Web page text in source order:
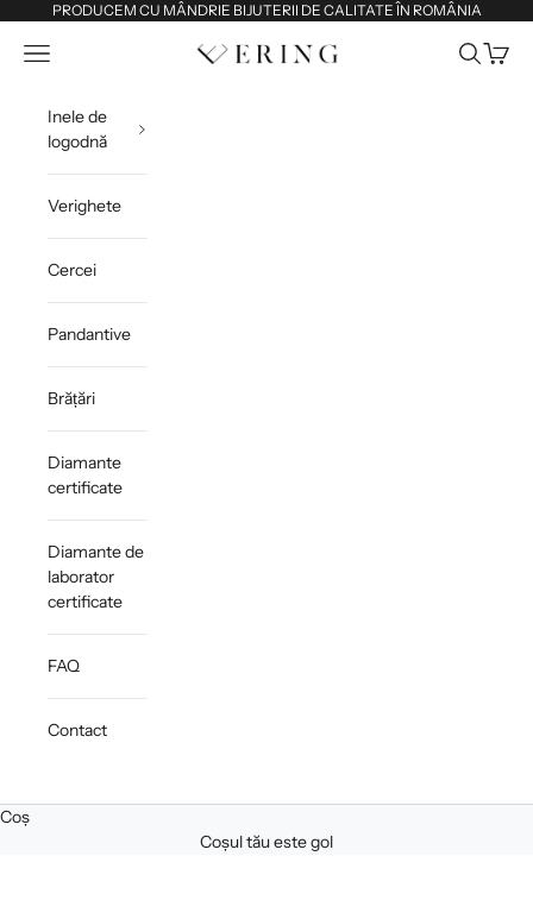
Sari la conținutPRODUCEM CU MÂNDRIE BIJUTERII DE CALITATE ÎN ROMÂNIA
Ering
Deschide meniul de navigare Deschide
Inele de
logodnă
Verighete
Cercei
Pandantive
Brățări
Diamante
certificate
Diamante de
laborator
certificate
FAQ
Contact
Coș
Coșul tău este gol